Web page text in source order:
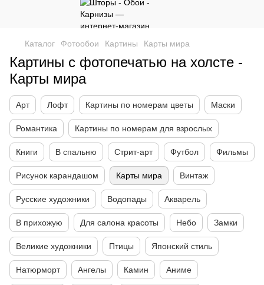
Каталог Фотообои Картины Карты мира
Картины с фотопечатью на холсте -
Карты мира
Арт Лофт Картины по номерам цветы Маски
Романтика Картины по номерам для взрослых
Книги В спальню Стрит-арт Футбол Фильмы
Рисунок карандашом Карты мира Винтаж
Русские художники Водопады Акварель
В прихожую Для салона красоты Небо Замки
Великие художники Птицы Японский стиль
Натюрморт Ангелы Камин Аниме